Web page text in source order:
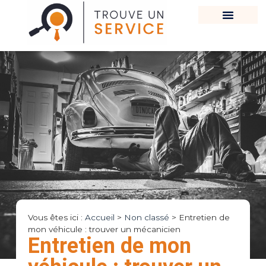
Vous êtes ici : Accueil > Non classé > Entretien de
mon véhicule : trouver un mécanicien
Entretien de mon